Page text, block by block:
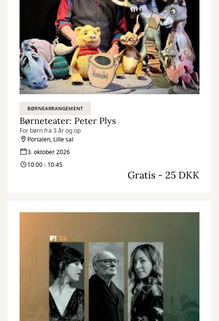
BØRNEARRANGEMENT
Børneteater: Peter Plys
For børn fra 3 år og op
Portalen, Lille sal
3. oktober 2026
10:00 - 10:45
Gratis - 25 DKK